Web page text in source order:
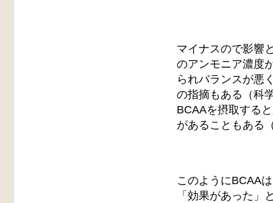
マイナスので影響
のアンモニア濃度
られバランスが悪
の指摘もある（科
BCAAを摂取する
があることもある
このようにBCAA
「効果があった